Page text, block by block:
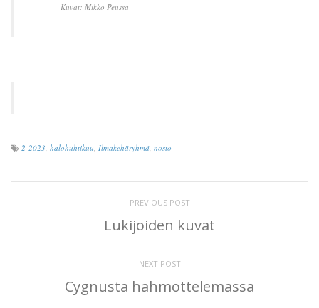
Kuvat: Mikko Peussa
2-2023 halohuhtikuu Ilmakehäryhmä nosto
PREVIOUS POST
Lukijoiden kuvat
NEXT POST
Cygnusta hahmottelemassa